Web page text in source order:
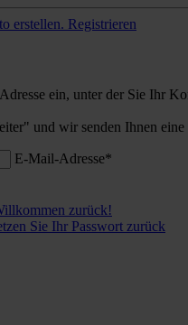
erstellen. Registrieren
ein, unter der Sie Ihr
und wir senden Ihnen
E-Mail-Adresse*
zurück!
Sie Ihr Passwort zurück